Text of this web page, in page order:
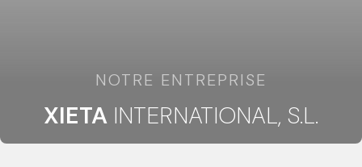
NOTRE ENTREPRISE
XIETA INTERNATIONAL, S.L.